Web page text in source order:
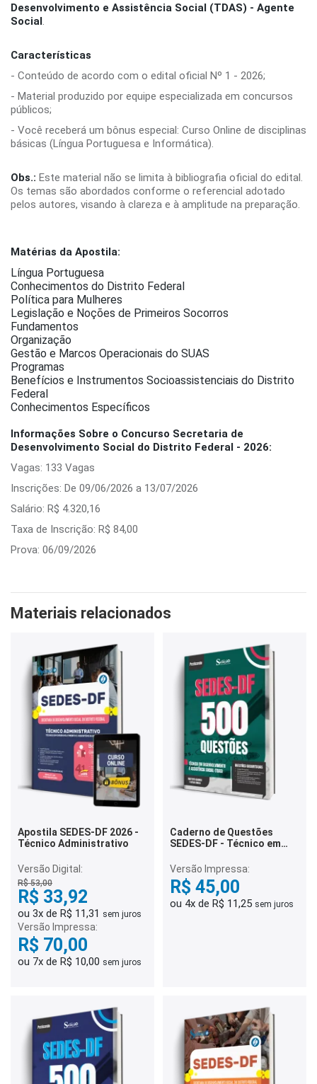
Desenvolvimento e Assistência Social (TDAS) - Agente
Social.
Características
- Conteúdo de acordo com o edital oficial Nº 1 - 2026;
- Material produzido por equipe especializada em concursos
públicos;
- Você receberá um bônus especial: Curso Online de disciplinas
básicas (Língua Portuguesa e Informática).
Obs.: Este material não se limita à bibliografia oficial do edital.
Os temas são abordados conforme o referencial adotado
pelos autores, visando à clareza e à amplitude na preparação.
Matérias da Apostila:
Língua Portuguesa
Conhecimentos do Distrito Federal
Política para Mulheres
Legislação e Noções de Primeiros Socorros
Fundamentos
Organização
Gestão e Marcos Operacionais do SUAS
Programas
Benefícios e Instrumentos Socioassistenciais do Distrito
Federal
Conhecimentos Específicos
Informações Sobre o Concurso Secretaria de
Desenvolvimento Social do Distrito Federal - 2026:
Vagas: 133 Vagas
Inscrições: De 09/06/2026 a 13/07/2026
Salário: R$ 4.320,16
Taxa de Inscrição: R$ 84,00
Prova: 06/09/2026
Materiais relacionados
Apostila SEDES-DF 2026 -
Técnico Administrativo
Versão Digital:
R$ 53,00
R$ 33,92
ou 3x de R$ 11,31 sem juros
Versão Impressa:
R$ 70,00
ou 7x de R$ 10,00 sem juros
Caderno de Questões
SEDES-DF - Técnico em
Assistência Social (TDAS)
- 500 Questões
Gabaritadas
Versão Impressa:
R$ 45,00
ou 4x de R$ 11,25 sem juros